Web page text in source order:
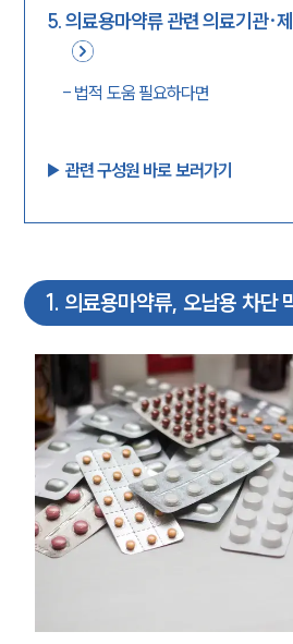
5.의료용마약류 관련 의료기관·
- 법적 도움 필요하다면
▶︎ 관련 구성원 바로 보러가기
1. 의료용마약류, 오남용 차단